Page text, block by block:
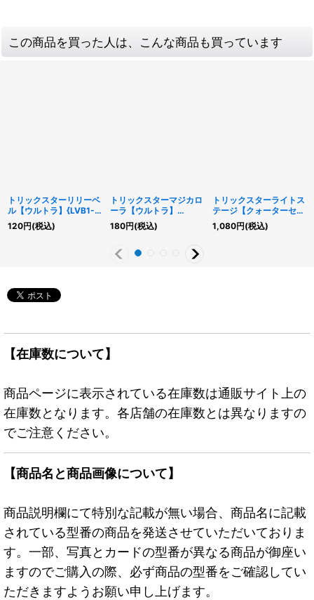
この商品を買った人は、こんな商品も買っています
トリックスターリリーベ
ル【ウルトラ】{LVB1-
JP008}《モンスター》
120円(税込)
トリックスターマジカロ
ーラ【ウルトラ】
{LVB1-JP007}《魔法》
180円(税込)
トリックスターライトス
テージ【クォーターセン
チュリーシークレット】
{DP29-JP049}《魔
1,080円(税込)
【在庫数について】
商品ページに表示されている在庫数は通販サイト上の
在庫数となります。各店舗の在庫数とは異なりますの
でご注意ください。
【商品名と商品画像について】
商品説明欄にて特別な記載が無い場合、商品名に記載
されている型番の商品を発送させていただいておりま
す。一部、写真とカードの型番が異なる商品が御座い
ますのでご購入の際、必ず商品の型番をご確認してい
ただきますようお願い申し上げます。